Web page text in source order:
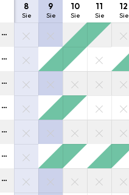
8
Sie
9
Sie
10
Sie
11
Sie
12
Sie